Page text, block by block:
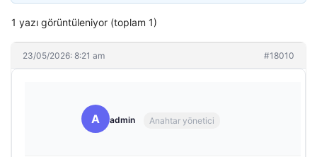
1 yazı görüntüleniyor (toplam 1)
23/05/2026: 8:21 am #18010
A admin Anahtar yönetici